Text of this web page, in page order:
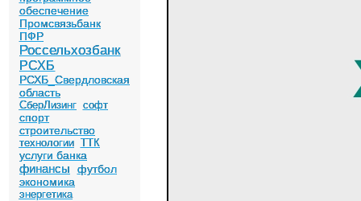
обеспечение
Промсвязьбанк
ПФР
Россельхозбанк
РСХБ
РСХБ_Свердловская
область
СберЛизинг софт
спорт
строительство
технологии ТТК
услуги банка
финансы
футбол
экономика
энергетика